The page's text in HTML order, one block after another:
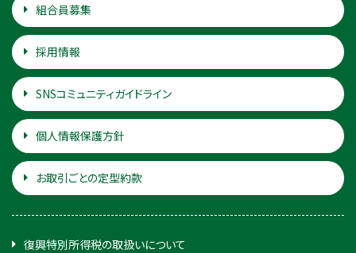
組合員募集
採用情報
SNSコミュニティガイドライン
個人情報保護方針
お取引ごとの定型約款
復興特別所得税の取扱いについて